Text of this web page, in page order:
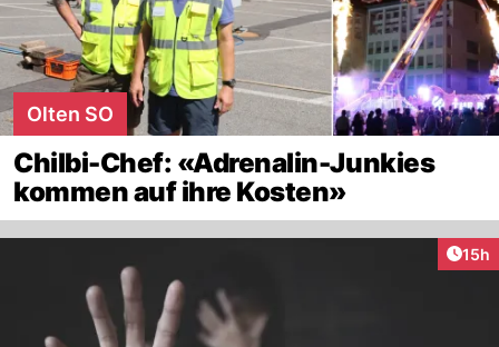
Olten SO
Chilbi-Chef: «Adrenalin-Junkies
kommen auf ihre Kosten»
15h